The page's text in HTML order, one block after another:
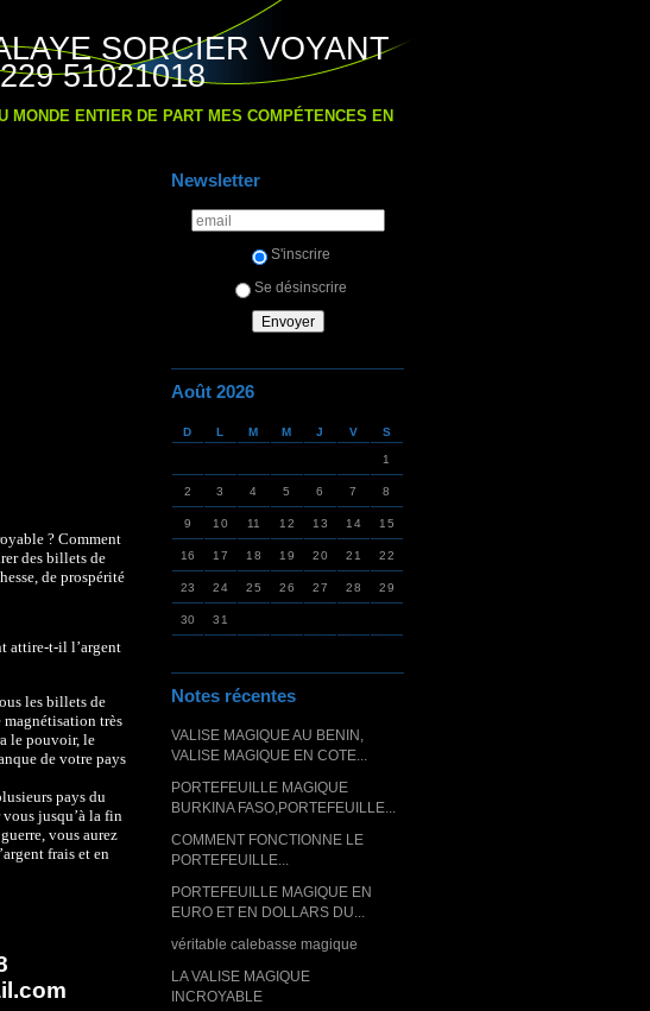
SORCIER VOYANT
51021018
ENTIER DE PART MES COMPÉTENCES EN
Newsletter
S'inscrire
Se désinscrire
Août 2026
D L M M J V S
1
2 3 4 5 6 7 8
9 10 11 12 13 14 15
16 17 18 19 20 21 22
23 24 25 26 27 28 29
30 31
Notes récentes
VALISE MAGIQUE AU BENIN,
VALISE MAGIQUE EN COTE...
PORTEFEUILLE MAGIQUE
BURKINA FASO,PORTEFEUILLE...
COMMENT FONCTIONNE LE
PORTEFEUILLE...
PORTEFEUILLE MAGIQUE EN
EURO ET EN DOLLARS DU...
véritable calebasse magique
LA VALISE MAGIQUE
INCROYABLE
? Comment
des billets de
de prospérité
attire-t-il l’argent
les billets de
magnétisation très
le pouvoir, le
de votre pays
pays du
jusqu’à la fin
vous aurez
frais et en